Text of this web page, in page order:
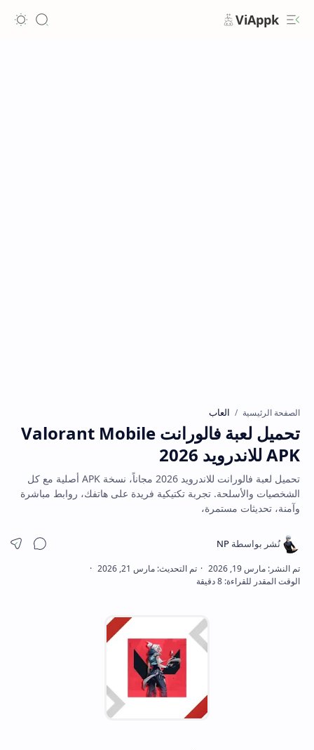
ViAppk
الصفحة الرئيسية العاب
تحميل لعبة فالورانت Valorant Mobile
APK للاندرويد 2026
تحميل لعبة فالورانت للاندرويد 2026 مجاناً، نسخة APK أصلية مع كل
الشخصيات والأسلحة. تجربة تكتيكية فريدة على هاتفك، روابط مباشرة
وآمنة، تحديثات مستمرة،